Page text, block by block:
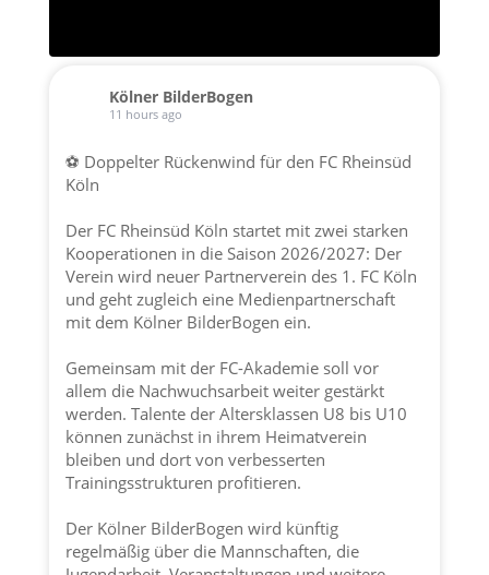
Kölner BilderBogen
11 hours ago
⚽ Doppelter Rückenwind für den FC Rheinsüd
Köln
Der FC Rheinsüd Köln startet mit zwei starken
Kooperationen in die Saison 2026/2027: Der
Verein wird neuer Partnerverein des 1. FC Köln
und geht zugleich eine Medienpartnerschaft
mit dem Kölner BilderBogen ein.
Gemeinsam mit der FC-Akademie soll vor
allem die Nachwuchsarbeit weiter gestärkt
werden. Talente der Altersklassen U8 bis U10
können zunächst in ihrem Heimatverein
bleiben und dort von verbesserten
Trainingsstrukturen profitieren.
Der Kölner BilderBogen wird künftig
regelmäßig über die Mannschaften, die